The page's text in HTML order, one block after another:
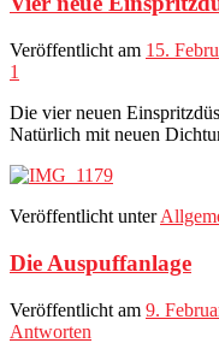
Veröffentlicht am 15.
1
Die vier neuen
Natürlich mit neuen
Veröffentlicht unter
Die Auspuffanlage
Veröffentlicht am 9.
Antworten